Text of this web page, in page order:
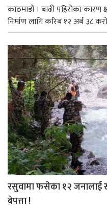
काठमाडौं । बाढी पहिरोका
निर्माण लागि करिब १२ अर्ब ३८
रसुवामा फसेका १२ जनालाई
बेपत्ता !